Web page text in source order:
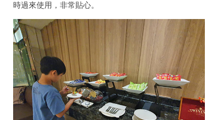
時過來使用，非常貼心。